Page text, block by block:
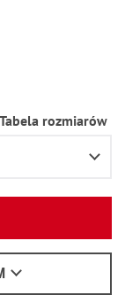
Tabela rozmiarów